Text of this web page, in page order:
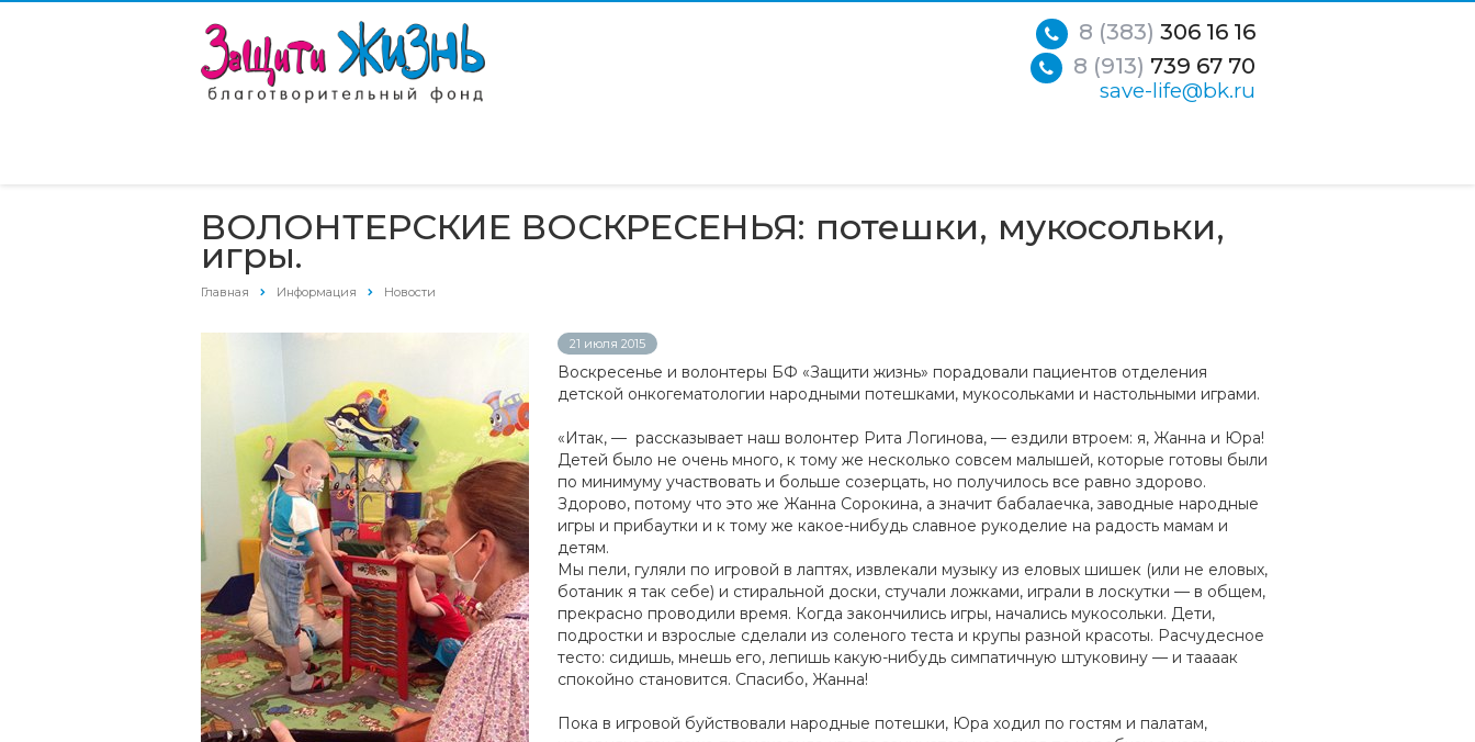
8 (383) 306 16 16
8 (913) 739 67 70
save-life@bk.ru
ВОЛОНТЕРСКИЕ ВОСКРЕСЕНЬЯ: потешки, мукосольки,
игры.
Главная Информация Новости
21 июля 2015
Воскресенье и волонтеры БФ «Защити жизнь» порадовали пациентов отделения
детской онкогематологии народными потешками, мукосольками и настольными играми.
«Итак, — рассказывает наш волонтер Рита Логинова, — ездили втроем: я, Жанна и Юра!
Детей было не очень много, к тому же несколько совсем малышей, которые готовы были
по минимуму участвовать и больше созерцать, но получилось все равно здорово.
Здорово, потому что это же Жанна Сорокина, а значит бабалаечка, заводные народные
игры и прибаутки и к тому же какое-нибудь славное рукоделие на радость мамам и
детям.
Мы пели, гуляли по игровой в лаптях, извлекали музыку из еловых шишек (или не еловых,
ботаник я так себе) и стиральной доски, стучали ложками, играли в лоскутки — в общем,
прекрасно проводили время. Когда закончились игры, начались мукосольки. Дети,
подростки и взрослые сделали из соленого теста и крупы разной красоты. Расчудесное
тесто: сидишь, мнешь его, лепишь какую-нибудь симпатичную штуковину — и таааак
спокойно становится. Спасибо, Жанна!
Пока в игровой буйствовали народные потешки, Юра ходил по гостям и палатам,